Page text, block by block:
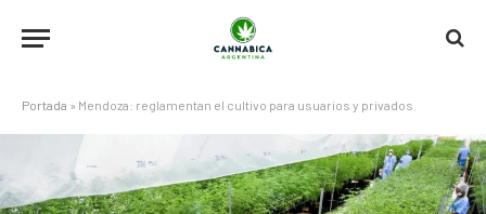
Portada » Mendoza: reglamentan el cultivo para usuarios y privados